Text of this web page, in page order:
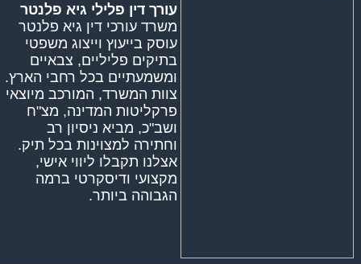
עורך דין פלילי גיא פלנטר
משרד עורכי דין גיא פלנטר
עוסק בייעוץ וייצוג משפטי
בתיקים פליליים, צבאיים
ומשמעתיים בכל רחבי הארץ.
צוות המשרד, המורכב מיוצאי
פרקליטות המדינה, מצ"ח
ושב"כ, מביא ניסיון רב
וחתירה למצוינות בכל תיק.
אצלנו תקבלו ליווי אישי,
מקצועי ודיסקרטי ברמה
הגבוהה ביותר.